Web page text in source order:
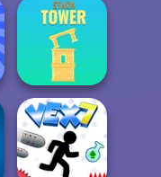
Agent P Rebel
Spy
Stack Tower